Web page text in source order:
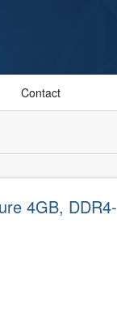
Contact
4GB, DDR4-